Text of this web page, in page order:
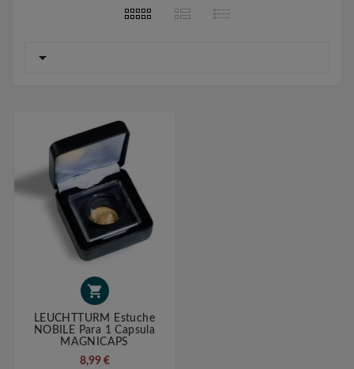


LEUCHTTURM Estuche
NOBILE Para 1 Capsula
MAGNICAPS
8,99 €